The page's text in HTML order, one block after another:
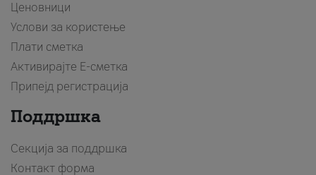
Ценовници
Услови за користење
Плати сметка
Активирајте Е-сметка
Припејд регистрација
Поддршка
Секција за поддршка
Контакт форма